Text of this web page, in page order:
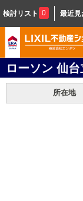
検討リスト 0 最近見
ローソン 仙
所在地